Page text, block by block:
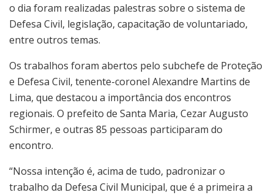
o dia foram realizadas palestras sobre o sistema de
Defesa Civil, legislação, capacitação de voluntariado,
entre outros temas.
Os trabalhos foram abertos pelo subchefe de Proteção
e Defesa Civil, tenente-coronel Alexandre Martins de
Lima, que destacou a importância dos encontros
regionais. O prefeito de Santa Maria, Cezar Augusto
Schirmer, e outras 85 pessoas participaram do
encontro.
“Nossa intenção é, acima de tudo, padronizar o
trabalho da Defesa Civil Municipal, que é a primeira a